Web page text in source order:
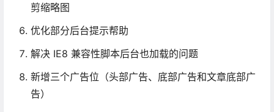
剪缩略图
优化部分后台提示帮助
解决 IE8 兼容性脚本后台也加载的问题
新增三个广告位（头部广告、底部广告和文章底部广
告）